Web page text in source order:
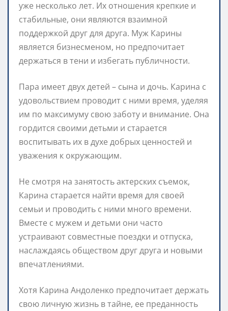
уже несколько лет. Их отношения крепкие и
стабильные, они являются взаимной
поддержкой друг для друга. Муж Карины
является бизнесменом, но предпочитает
держаться в тени и избегать публичности.
Пара имеет двух детей – сына и дочь. Карина с
удовольствием проводит с ними время, уделяя
им по максимуму свою заботу и внимание. Она
гордится своими детьми и старается
воспитывать их в духе добрых ценностей и
уважения к окружающим.
Не смотря на занятость актерских съемок,
Карина старается найти время для своей
семьи и проводить с ними много времени.
Вместе с мужем и детьми они часто
устраивают совместные поездки и отпуска,
наслаждаясь обществом друг друга и новыми
впечатлениями.
Хотя Карина Андоленко предпочитает держать
свою личную жизнь в тайне, ее преданность